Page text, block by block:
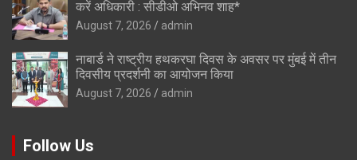
करें अधिकारी : सीडीओ अभिनव शाह*
August 7, 2026 admin
नाबार्ड ने राष्ट्रीय हथकरघा दिवस के अवसर पर मुंबई में तीन
दिवसीय प्रदर्शनी का आयोजन किया
August 7, 2026 admin
Follow Us